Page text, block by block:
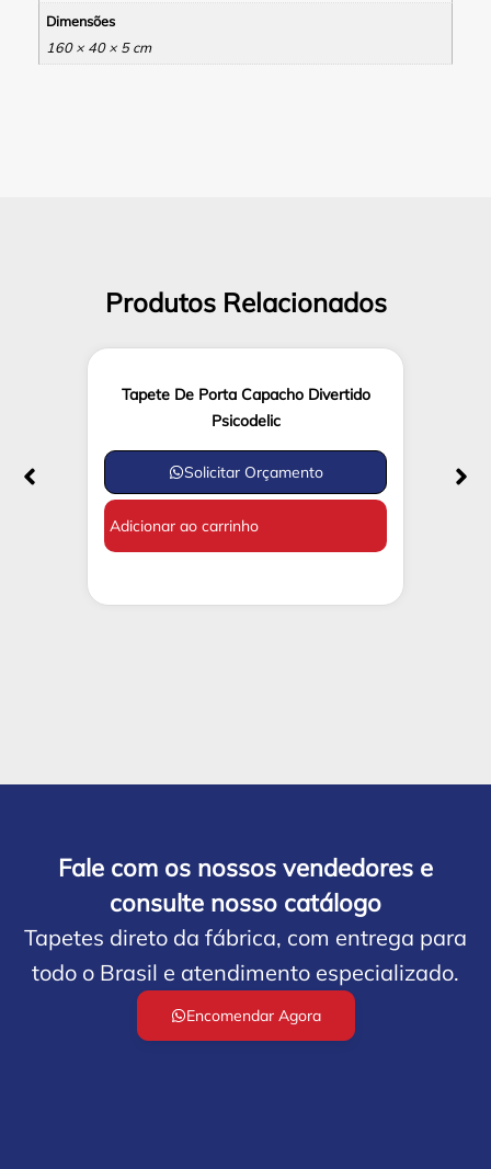
Dimensões
160 × 40 × 5 cm
Produtos Relacionados
Tapete De Porta Capacho Divertido
Psicodelic
Solicitar Orçamento
Adicionar ao carrinho
Fale com os nossos vendedores e
consulte nosso catálogo
Tapetes direto da fábrica, com entrega para
todo o Brasil e atendimento especializado.
Encomendar Agora